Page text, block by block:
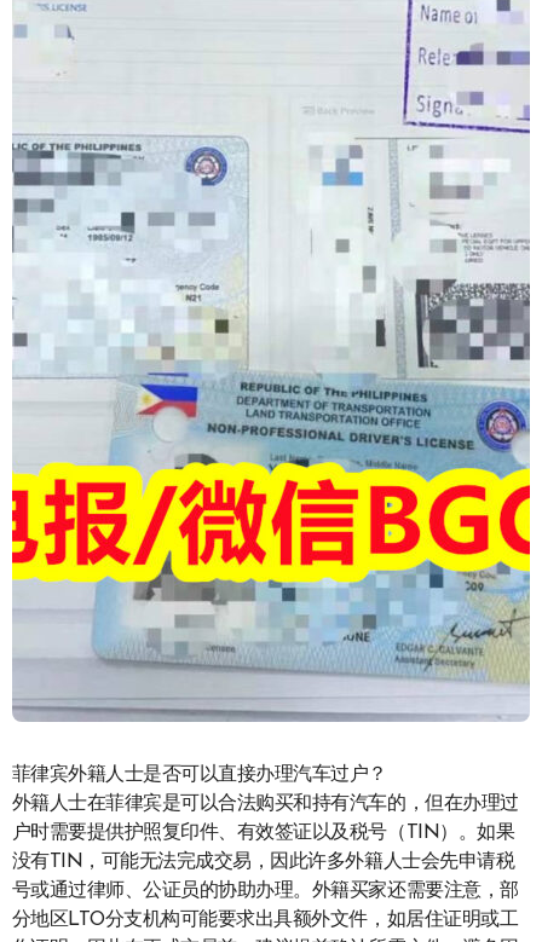
菲律宾外籍人士是否可以直接办理汽车过户？
外籍人士在菲律宾是可以合法购买和持有汽车的，但在办理过
户时需要提供护照复印件、有效签证以及税号（TIN）。如果
没有TIN，可能无法完成交易，因此许多外籍人士会先申请税
号或通过律师、公证员的协助办理。外籍买家还需要注意，部
分地区LTO分支机构可能要求出具额外文件，如居住证明或工